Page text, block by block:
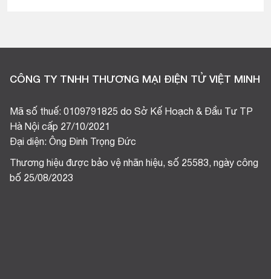
CÔNG TY TNHH THƯƠNG MẠI ĐIỆN TỬ VIỆT MINH
Mã số thuế: 0109791825 do Sở Kế Hoạch & Đầu Tư TP
Hà Nội cấp 27/10/2021
Đại diện: Ông Đinh Trọng Đức
Thương hiệu được bảo vệ nhãn hiệu, số 25583, ngày công
bố 25/08/2023